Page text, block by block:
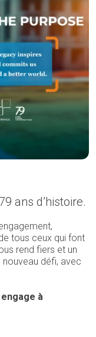
ans d’histoire.
tous ceux qui font
rend fiers et un
défi, avec
à